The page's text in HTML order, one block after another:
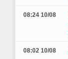
08:24 10/08
08:02 10/08